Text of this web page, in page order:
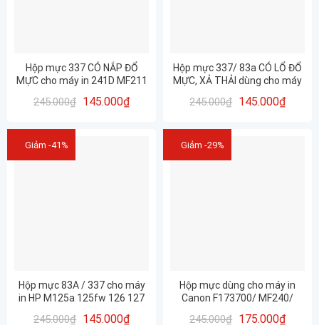
Hộp mực 337 CÓ NẮP ĐỔ
MỰC cho máy in 241D MF211
223D 226DN 227DW 229DW …
245.000₫ 145.000₫
Hộp mực 337/ 83a CÓ LỔ ĐỔ
MỰC, XẢ THẢI dùng cho máy
– Canon 221D, 151DW,
245.000₫ 145.000₫
Giảm -41%
Hộp mực 83A / 337 cho máy
in HP M125a 125fw 126 127
245.000₫ 145.000₫
Giảm -29%
Hộp mực dùng cho máy in
Canon F173700/ MF240/
245.000₫ 175.000₫